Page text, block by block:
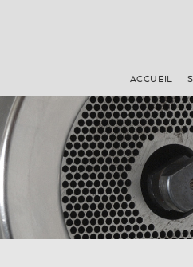
ACCUEIL
EMBALLAGE
BACS DE
RÉTRACTION
MACHINES SOUS-
VIDE